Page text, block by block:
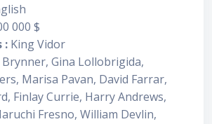
000 $
: King Vidor
Brynner, Gina Lollobrigida,
Marisa Pavan, David Farrar,
Finlay Currie, Harry Andrews,
Fresno, William Devlin,